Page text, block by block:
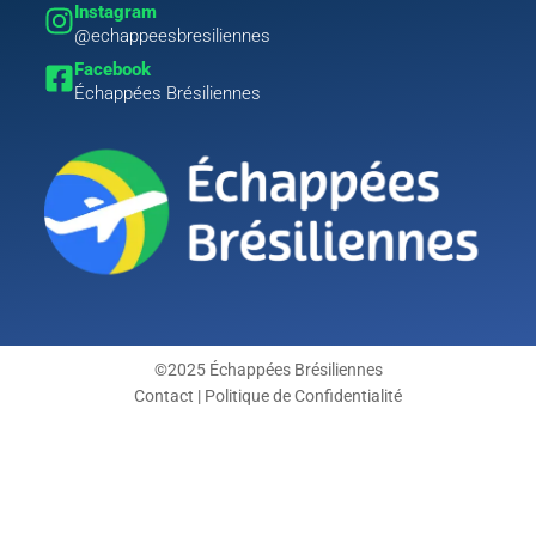
Instagram
@echappeesbresiliennes
Facebook
Échappées Brésiliennes
©2025 Échappées Brésiliennes
Contact | Politique de Confidentialité